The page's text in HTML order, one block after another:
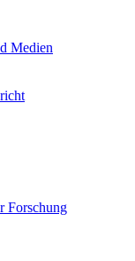
Medien
Forschung